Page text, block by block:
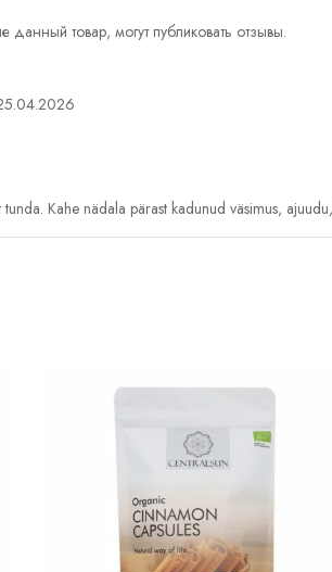
tunda. Kahe nädala pärast kadunud väsimus,
данный товар, могут публиковать отзывы.